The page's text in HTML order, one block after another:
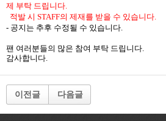
제 부탁 드립니다.
적발 시 STAFF의 제재를 받을 수 있습니다.
- 공지는 추후 수정될 수 있습니다.
팬 여러분들의 많은 참여 부탁 드립니다.
감사합니다.
이전글 다음글